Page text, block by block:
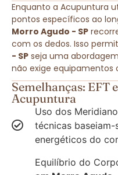
Enquanto a Acupuntura
pontos específicos ao
Morro Agudo - SP
com os dedos. Isso
- SP seja uma
não exige equipamentos
Semelhanças: EFT
Acupuntura
Uso dos
técnicas
energéticos do
Equilíbrio do